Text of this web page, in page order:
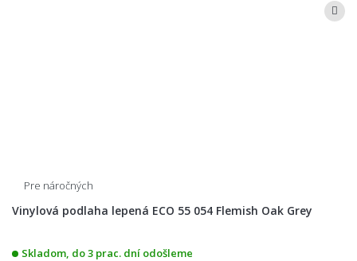
Pre náročných
Vinylová podlaha lepená ECO 55 054 Flemish Oak Grey
Skladom, do 3 prac. dní odošleme